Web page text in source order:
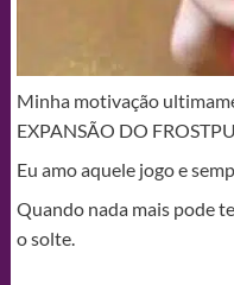
Minha motivação
EXPANSÃO DO
Eu amo aquele jogo e
Quando nada mais pode
o solte.